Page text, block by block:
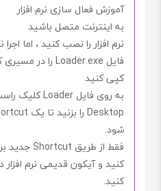
آموزش فعال سازی نرم افزار
به اینترنت متصل باشید
نرم افزار را نصب کنید ، اما اجرا
فایل Loader.exe را در
کپی کنید
به روی فایلLoaderکلیک
Desktop را بزنید تا یک
شود.
فقط از طریق Shortcut جدید
کنید و آیکون قدیمی نرم
کنید.